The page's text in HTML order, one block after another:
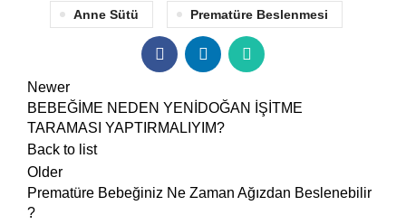
Anne Sütü Prematüre Beslenmesi
Newer
BEBEĞİME NEDEN YENİDOĞAN İŞİTME
TARAMASI YAPTIRMALIYIM?
Back to list
Older
Prematüre Bebeğiniz Ne Zaman Ağızdan Beslenebilir
?